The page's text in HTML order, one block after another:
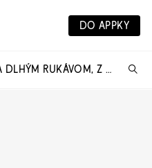
DO APPKY
TRIČKO S GOMBIČKAMI A DLHÝM RUKÁVOM, Z BIO BAVLNY